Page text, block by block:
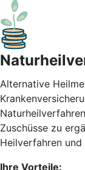
Alternative
Zuschüsse zu
Heilverfahren
Ihre Vorteile: